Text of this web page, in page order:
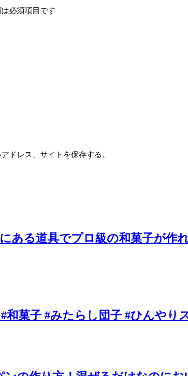
必須項目です
ドレス、サイトを保存する。
ある道具でプロ級の和菓子が作
菓子 #みたらし団子 #ひんやり